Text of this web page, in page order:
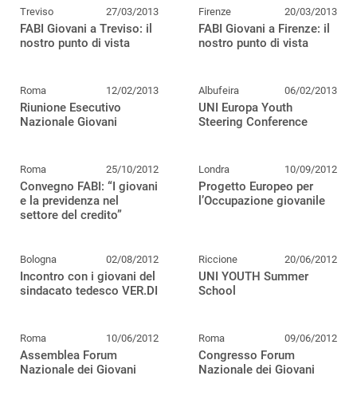
Treviso 27/03/2013
FABI Giovani a Treviso: il
nostro punto di vista
Firenze 20/03/2013
FABI Giovani a Firenze: il
nostro punto di vista
Roma 12/02/2013
Riunione Esecutivo
Nazionale Giovani
Albufeira 06/02/2013
UNI Europa Youth
Steering Conference
Roma 25/10/2012
Convegno FABI: “I giovani
e la previdenza nel
settore del credito”
Londra 10/09/2012
Progetto Europeo per
l’Occupazione giovanile
Bologna 02/08/2012
Incontro con i giovani del
sindacato tedesco VER.DI
Riccione 20/06/2012
UNI YOUTH Summer
School
Roma 10/06/2012
Assemblea Forum
Nazionale dei Giovani
Roma 09/06/2012
Congresso Forum
Nazionale dei Giovani